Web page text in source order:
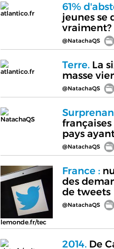
atlantico.fr
61%
jeunes se
vraiment?
@NatachaQS
atlantico.fr
Terre.La
masse
@NatachaQS
NatachaQS
pays
@NatachaQS
lemonde.fr/tec
France :
des
de tweets
@NatachaQS
2014.De